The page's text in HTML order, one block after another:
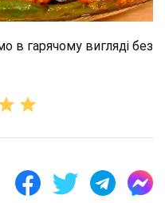
в гарячому вигляді без